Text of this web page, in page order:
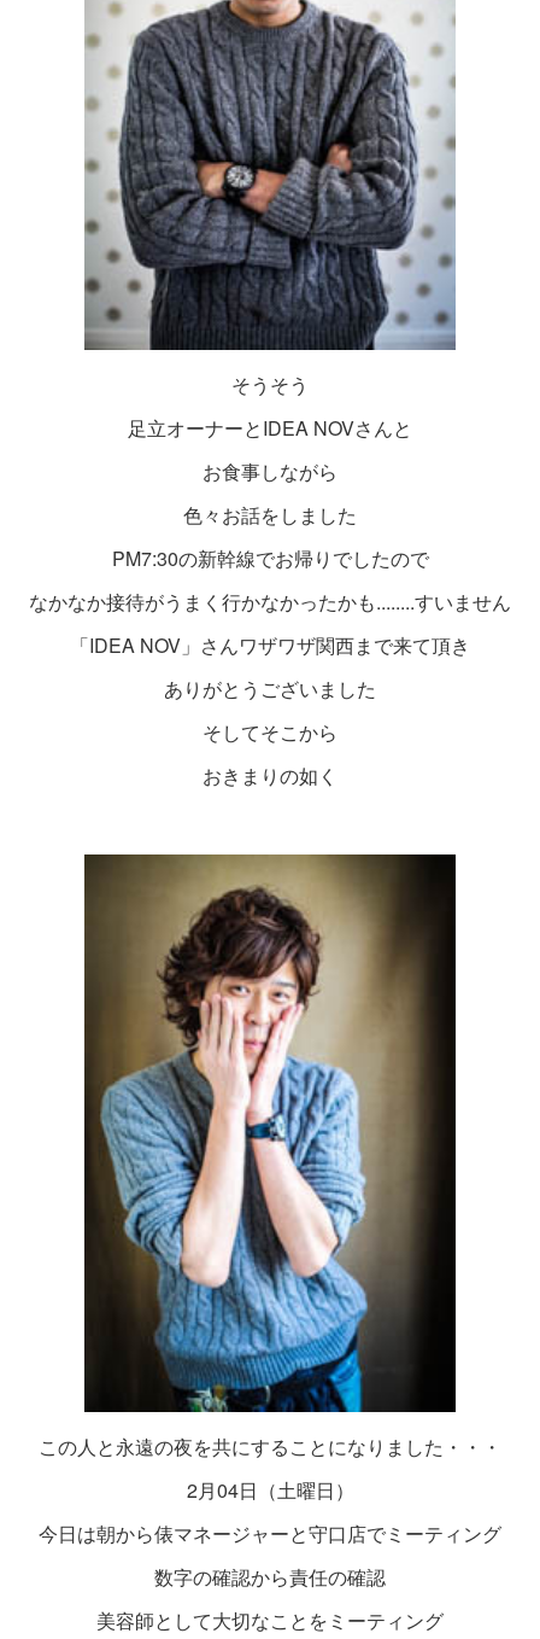
そうそう
足立オーナーとIDEA NOVさんと
お食事しながら
色々お話をしました
PM7:30の新幹線でお帰りでしたので
なかなか接待がうまく行かなかったかも........すいません
「IDEA NOV」さんワザワザ関西まで来て頂き
ありがとうございました
そしてそこから
おきまりの如く
この人と永遠の夜を共にすることになりました・・・
2月04日（土曜日）
今日は朝から俵マネージャーと守口店でミーティング
数字の確認から責任の確認
美容師として大切なことをミーティング